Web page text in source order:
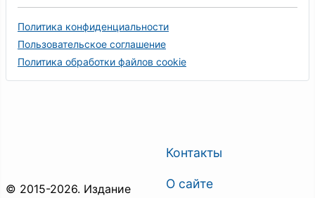
Политика конфиденциальности
Пользовательское соглашение
Политика обработки файлов cookie
© 2015-2026. Издание
Контакты
О сайте